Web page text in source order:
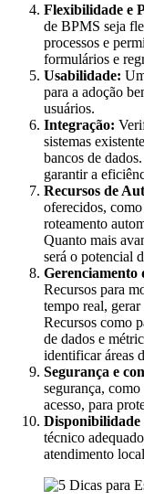
Flexibilidade e
de BPMS seja
processos e
formulários e
Usabilidade:
para a adoção
usuários.
Integração:
sistemas
bancos de
garantir a
Recursos de
oferecidos,
roteamento
Quanto mais
será o potencial
Gerenciamento
Recursos para
tempo real,
Recursos como
de dados e
identificar áreas
Segurança e
segurança,
acesso, para
Disponibilidade
técnico
atendimento